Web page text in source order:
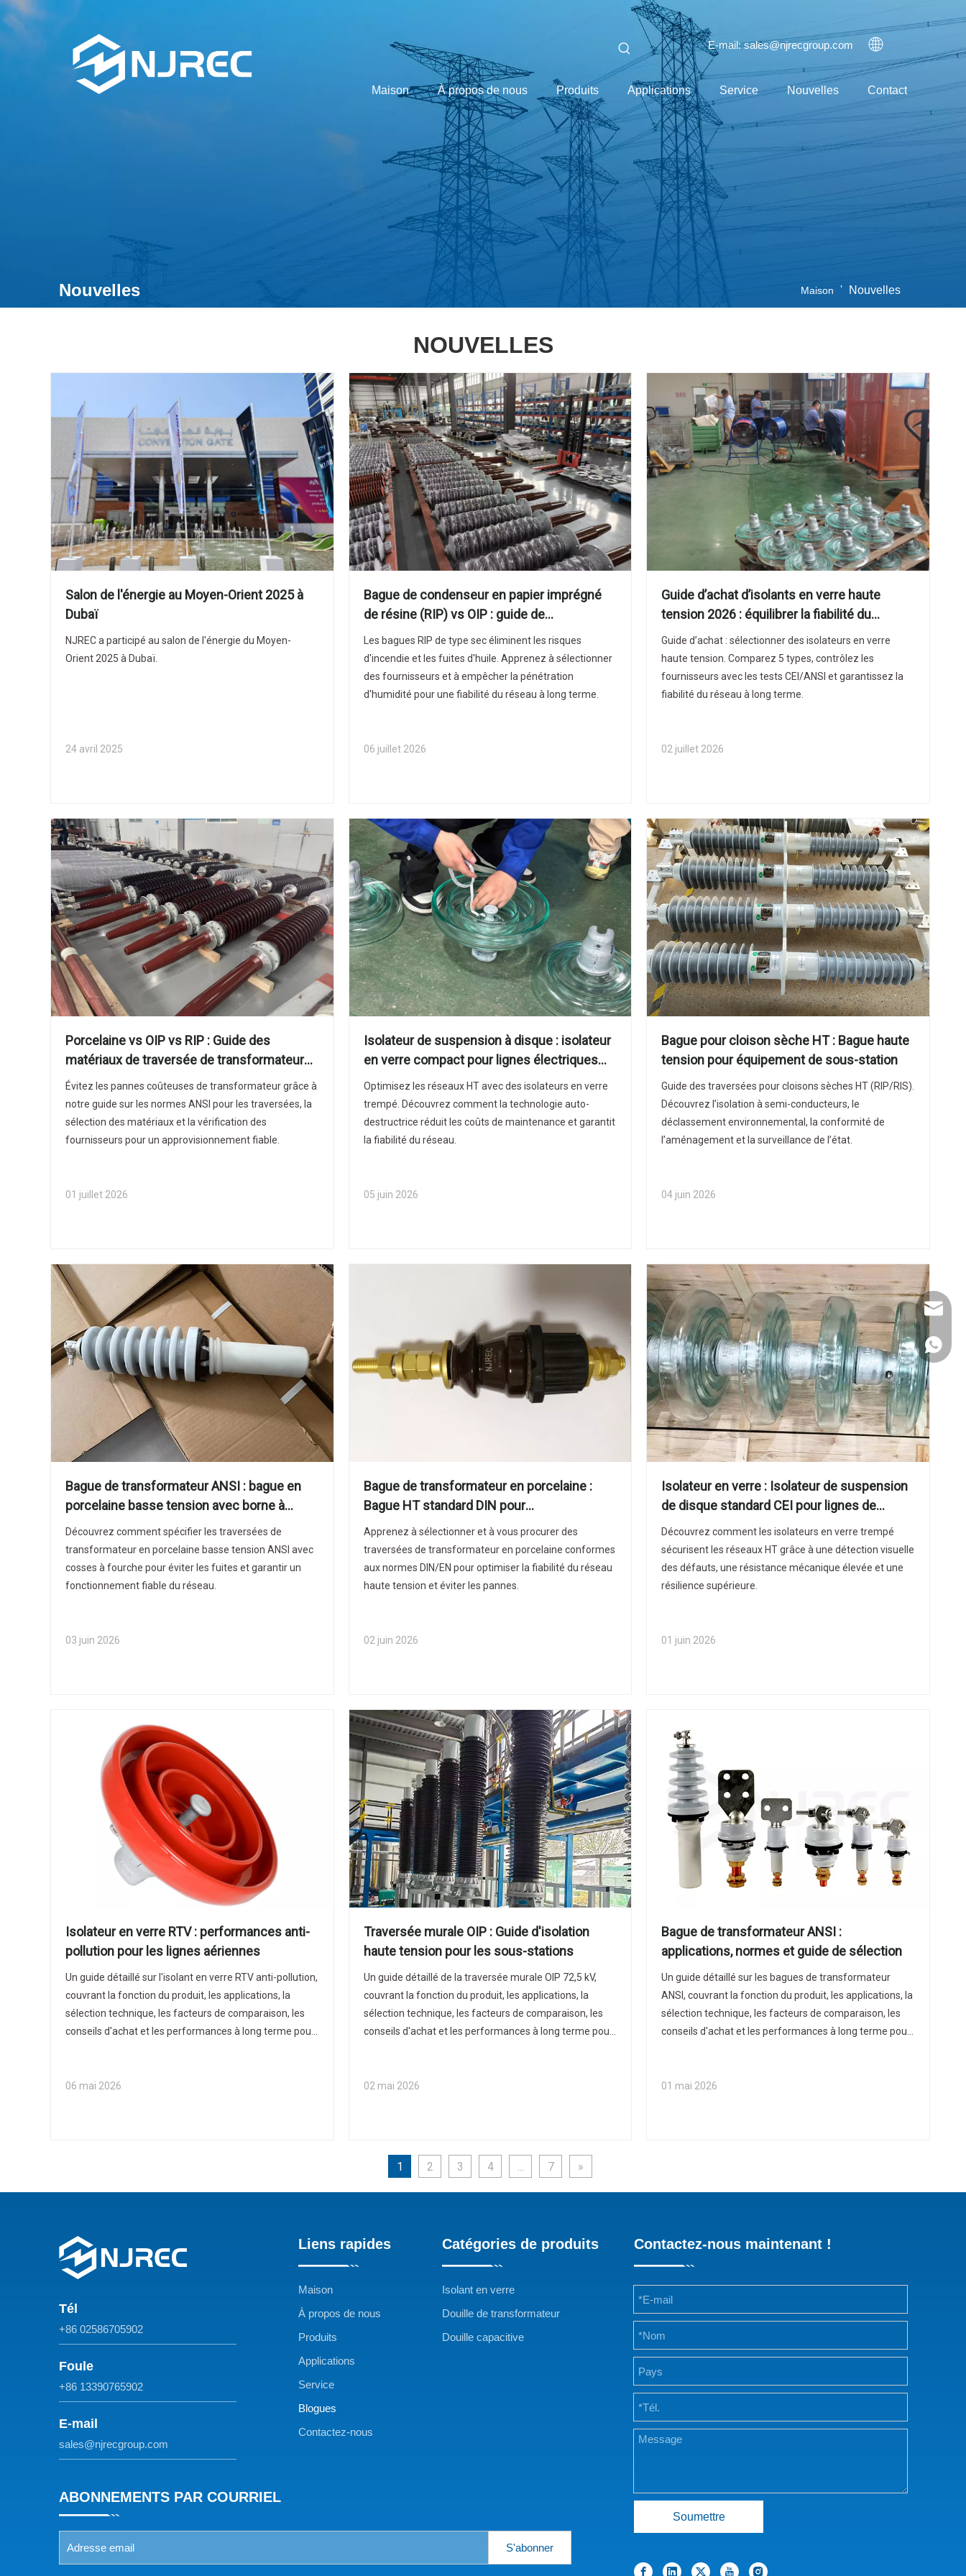
E-mail: sales@njrecgroup.com
Maison À propos de nous Produits Applications Service Nouvelles Contact
Nouvelles Maison ' Nouvelles
NOUVELLES
Salon de l'énergie au Moyen-Orient 2025 à
Dubaï
NJREC a participé au salon de l'énergie du Moyen-
Orient 2025 à Dubaï.
24 avril 2025
Bague de condenseur en papier imprégné
de résine (RIP) vs OIP : guide de
performances, de stockage et de sélection
des fournisseurs pour les transformateurs
haute tension modernes
Les bagues RIP de type sec éliminent les risques
d'incendie et les fuites d'huile. Apprenez à sélectionner
des fournisseurs et à empêcher la pénétration
d'humidité pour une fiabilité du réseau à long terme.
06 juillet 2026
Guide d’achat d’isolants en verre haute
tension 2026 : équilibrer la fiabilité du
réseau, le coût total de possession et la
qualité des fournisseurs
Guide d’achat : sélectionner des isolateurs en verre
haute tension. Comparez 5 types, contrôlez les
fournisseurs avec les tests CEI/ANSI et garantissez la
fiabilité du réseau à long terme.
02 juillet 2026
Porcelaine vs OIP vs RIP : Guide des
matériaux de traversée de transformateur
2026 pour les ingénieurs en
approvisionnement
Évitez les pannes coûteuses de transformateur grâce à
notre guide sur les normes ANSI pour les traversées, la
sélection des matériaux et la vérification des
fournisseurs pour un approvisionnement fiable.
01 juillet 2026
Isolateur de suspension à disque : isolateur
en verre compact pour lignes électriques
aériennes
Optimisez les réseaux HT avec des isolateurs en verre
trempé. Découvrez comment la technologie auto-
destructrice réduit les coûts de maintenance et garantit
la fiabilité du réseau.
05 juin 2026
Bague pour cloison sèche HT : Bague haute
tension pour équipement de sous-station
Guide des traversées pour cloisons sèches HT (RIP/RIS).
Découvrez l’isolation à semi-conducteurs, le
déclassement environnemental, la conformité de
l’aménagement et la surveillance de l’état.
04 juin 2026
Bague de transformateur ANSI : bague en
porcelaine basse tension avec borne à
fourche
Découvrez comment spécifier les traversées de
transformateur en porcelaine basse tension ANSI avec
cosses à fourche pour éviter les fuites et garantir un
fonctionnement fiable du réseau.
03 juin 2026
Bague de transformateur en porcelaine :
Bague HT standard DIN pour
transformateurs de puissance
Apprenez à sélectionner et à vous procurer des
traversées de transformateur en porcelaine conformes
aux normes DIN/EN pour optimiser la fiabilité du réseau
haute tension et éviter les pannes.
02 juin 2026
Isolateur en verre : Isolateur de suspension
de disque standard CEI pour lignes de
transmission HT
Découvrez comment les isolateurs en verre trempé
sécurisent les réseaux HT grâce à une détection visuelle
des défauts, une résistance mécanique élevée et une
résilience supérieure.
01 juin 2026
Isolateur en verre RTV : performances anti-
pollution pour les lignes aériennes
Un guide détaillé sur l'isolant en verre RTV anti-pollution,
couvrant la fonction du produit, les applications, la
sélection technique, les facteurs de comparaison, les
conseils d'achat et les performances à long terme pour
06 mai 2026
Traversée murale OIP : Guide d'isolation
haute tension pour les sous-stations
Un guide détaillé de la traversée murale OIP 72,5 kV,
couvrant la fonction du produit, les applications, la
sélection technique, les facteurs de comparaison, les
conseils d'achat et les performances à long terme pour
02 mai 2026
Bague de transformateur ANSI :
applications, normes et guide de sélection
Un guide détaillé sur les bagues de transformateur
ANSI, couvrant la fonction du produit, les applications, la
sélection technique, les facteurs de comparaison, les
conseils d'achat et les performances à long terme pour
01 mai 2026
1 2 3 4 7 »
+86
Tél
+86 02586705902
Foule
+86 13390765902
E-mail
sales@njrecgroup.com
Liens rapides
Maison
À propos de nous
Produits
Applications
Service
Blogues
Contactez-nous
Catégories de produits
Isolant en verre
Douille de transformateur
Douille capacitive
ABONNEMENTS PAR COURRIEL
S'abonner
Contactez-nous maintenant !
Soumettre